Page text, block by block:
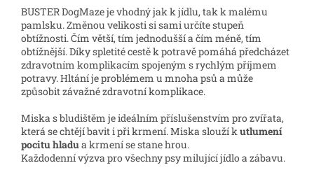
BUSTER DogMaze je vhodný jak k jídlu, tak k malému
pamlsku. Změnou velikosti si sami určíte stupeň
obtížnosti. Čím větší, tím jednodušší a čím méně, tím
obtížnější. Díky spletité cestě k potravě pomáhá předcházet
zdravotním komplikacím spojeným s rychlým příjmem
potravy. Hltání je problémem u mnoha psů a může
způsobit závažné zdravotní komplikace.
Miska s bludištěm je ideálním příslušenstvím pro zvířata,
která se chtějí bavit i při krmení. Miska slouží kutlumení
pocitu hladua krmení se stane hrou.
Každodenní výzva pro všechny psy milující jídlo a zábavu.